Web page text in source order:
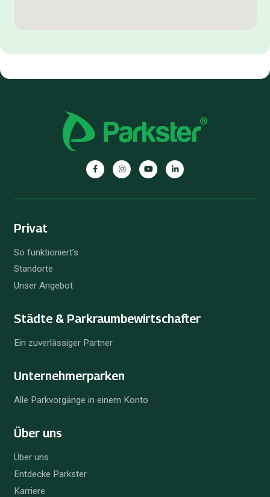
Privat
So funktioniert’s
Standorte
Unser Angebot
Städte & Parkraum­bewirtschafter
Ein zuverlässiger Partner
Unternehmer­parken
Alle Parkvorgänge in einem Konto
Über uns
Über uns
Entdecke Parkster
Karriere